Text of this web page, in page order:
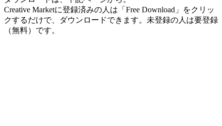
Creative Marketに登録済みの人は「Free Download」をクリッ
クするだけで、ダウンロードできます。未登録の人は要登録
（無料）です。